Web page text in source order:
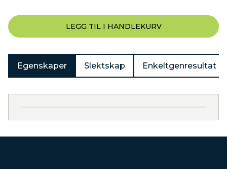
LEGG TIL I HANDLEKURV
Egenskaper Slektskap Enkeltgenresultat